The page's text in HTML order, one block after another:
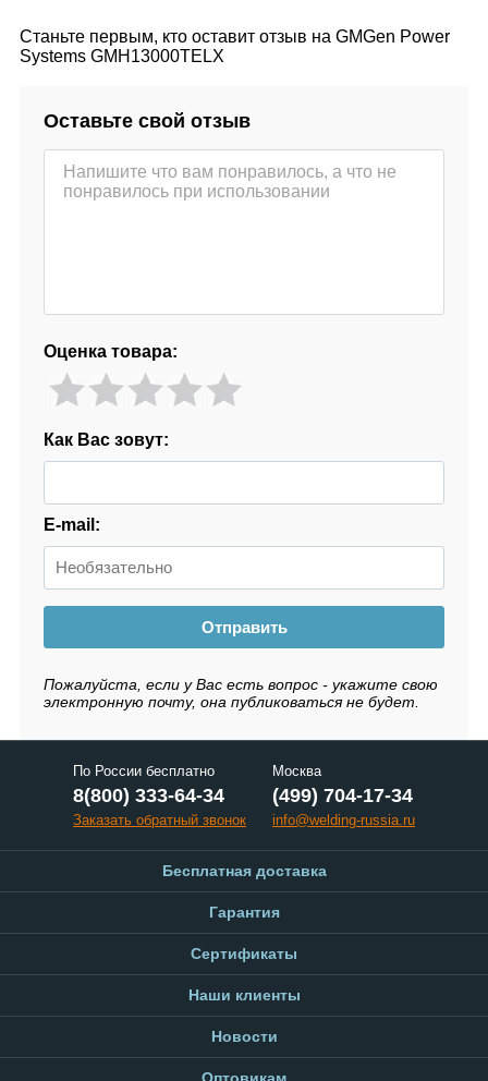
Станьте первым, кто оставит отзыв на GMGen Power
Systems GMH13000TELX
Оставьте свой отзыв
Оценка товара:
Как Вас зовут:
E-mail:
Отправить
Пожалуйста, если у Вас есть вопрос - укажите свою
электронную почту, она публиковаться не будет.
По России бесплатно
8(800) 333-64-34
Заказать обратный звонок
Москва
(499) 704-17-34
info@welding-russia.ru
Бесплатная доставка
Гарантия
Сертификаты
Наши клиенты
Новости
Оптовикам